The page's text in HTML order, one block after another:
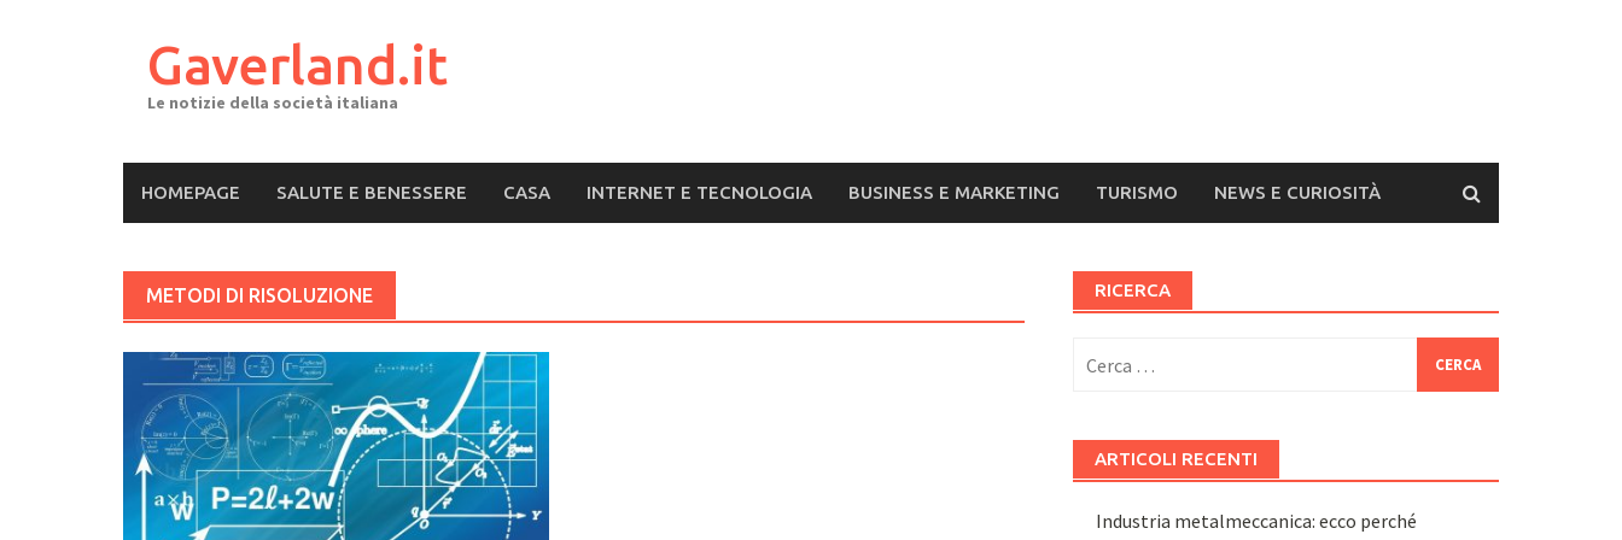
Gaverland.it
Le notizie della società italiana
HOMEPAGE SALUTE E BENESSERE CASA INTERNET E TECNOLOGIA BUSINESS E MARKETING TURISMO NEWS E CURIOSITÀ
METODI DI RISOLUZIONE RICERCA
per:
ARTICOLI RECENTI
Industria metalmeccanica: ecco perché